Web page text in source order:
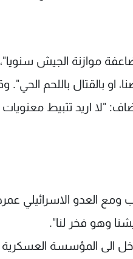
موازنة الجيش
او بالقتال باللحم
"لا اريد تثبيط
ومع العدو الاسرائيلي
وهو فخر لنا".
الى المؤسسة